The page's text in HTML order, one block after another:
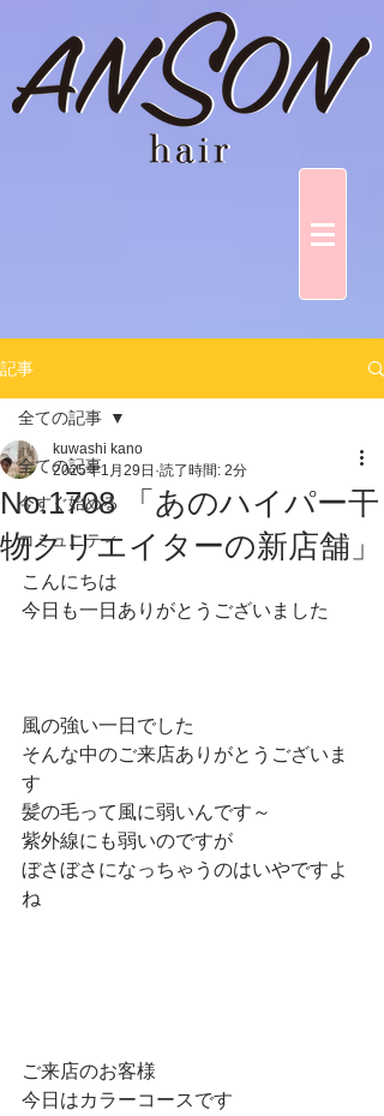
記事
全ての記事
今すぐ始める
コミュニティ
全ての記事
No.1708 「あのハイパー干
物クリエイターの新店舗」
kuwashi kano
2025年1月29日 読了時間: 2分
こんにちは
今日も一日ありがとうございました
風の強い一日でした
そんな中のご来店ありがとうございま
す
髪の毛って風に弱いんです～
紫外線にも弱いのですが
ぼさぼさになっちゃうのはいやですよ
ね
ご来店のお客様
今日はカラーコースです